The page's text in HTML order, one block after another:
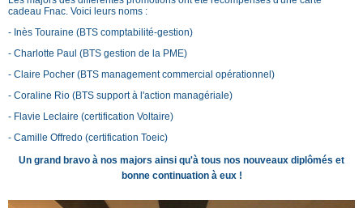
cadeau Fnac. Voici leurs noms :
- Inès Touraine (BTS comptabilité-gestion)
- Charlotte Paul (BTS gestion de la PME)
- Claire Pocher (BTS management commercial opérationnel)
- Coraline Rio (BTS support à l'action managériale)
- Flavie Leclaire (certification Voltaire)
- Camille Offredo (certification Toeic)
Un grand bravo à nos majors ainsi qu'à tous nos nouveaux diplômés et
bonne continuation à eux !